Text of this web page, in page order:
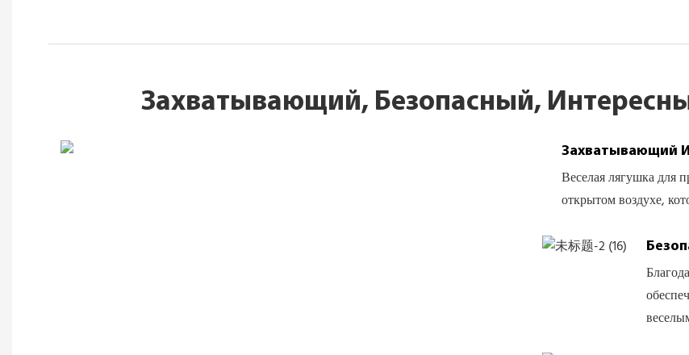
Захватывающий, Безопасный,
Захватывающий
Веселая лягушка для
открытом воздухе,